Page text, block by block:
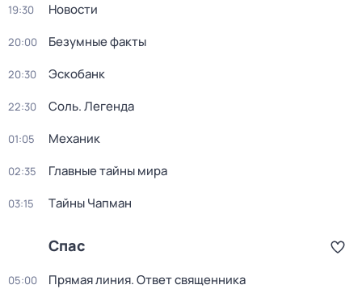
19:30 Новости
20:00 Безумные факты
20:30 Эскобанк
22:30 Соль. Легенда
01:05 Механик
02:35 Главные тайны мира
03:15 Тaйны Чапман
Спас
05:00 Прямая линия. Ответ священника